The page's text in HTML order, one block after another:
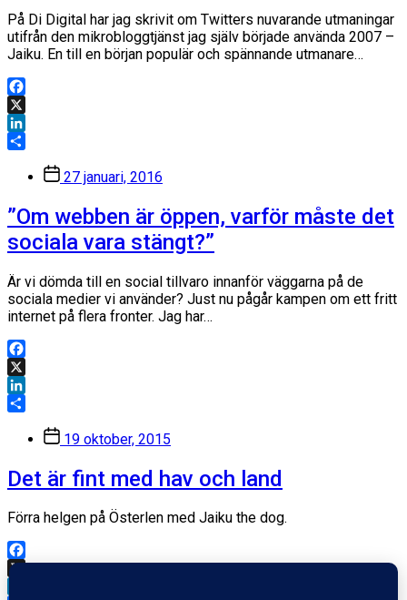
På Di Digital har jag skrivit om Twitters nuvarande utmaningar
utifrån den mikrobloggtjänst jag själv började använda 2007 –
Jaiku. En till en början populär och spännande utmanare…
Facebook
X
LinkedIn
Inläggsdatum
27 januari, 2016
”Om webben är öppen, varför måste det
sociala vara stängt?”
Är vi dömda till en social tillvaro innanför väggarna på de
sociala medier vi använder? Just nu pågår kampen om ett fritt
internet på flera fronter. Jag har…
Facebook
X
LinkedIn
Inläggsdatum
19 oktober, 2015
Det är fint med hav och land
Förra helgen på Österlen med Jaiku the dog.
Facebook